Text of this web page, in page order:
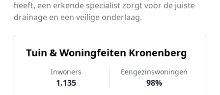
heeft, een erkende specialist zorgt voor de juiste
drainage en een veilige onderlaag.
Tuin & Woningfeiten Kronenberg
Inwoners
1.135
Eengezinswoningen
98%